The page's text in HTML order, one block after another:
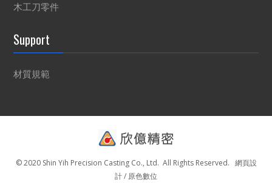
木工刀零件
Support
材質規範
© 2020 Shin Yih Precision Casting Co., Ltd. All Rights Reserved. 網頁設
計 / 原色數位